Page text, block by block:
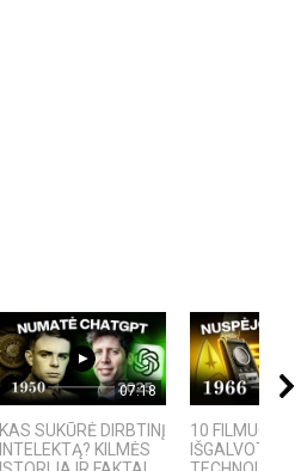
07:18
KAS SUKŪRĖ DIRBTINĮ
INTELEKTĄ? KILMĖS
10 FILMUOSE
IŠGALVOTŲ